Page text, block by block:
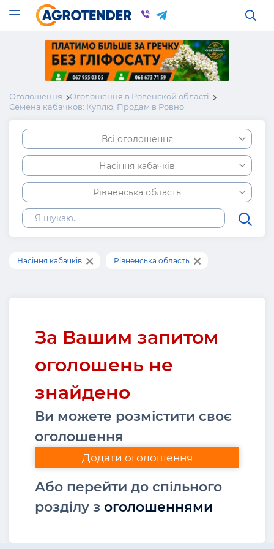
Оголошення
Оголошення в Ровенской області
Семена кабачков: Куплю, Продам в Ровно
Всі оголошення
Насіння кабачків
Рівненська область
Насіння кабачків Рівненська область
За Вашим запитом
оголошень не
знайдено
Ви можете розмістити своє
оголошення
Додати оголошення
Або перейти до спільного
розділу з оголошеннями